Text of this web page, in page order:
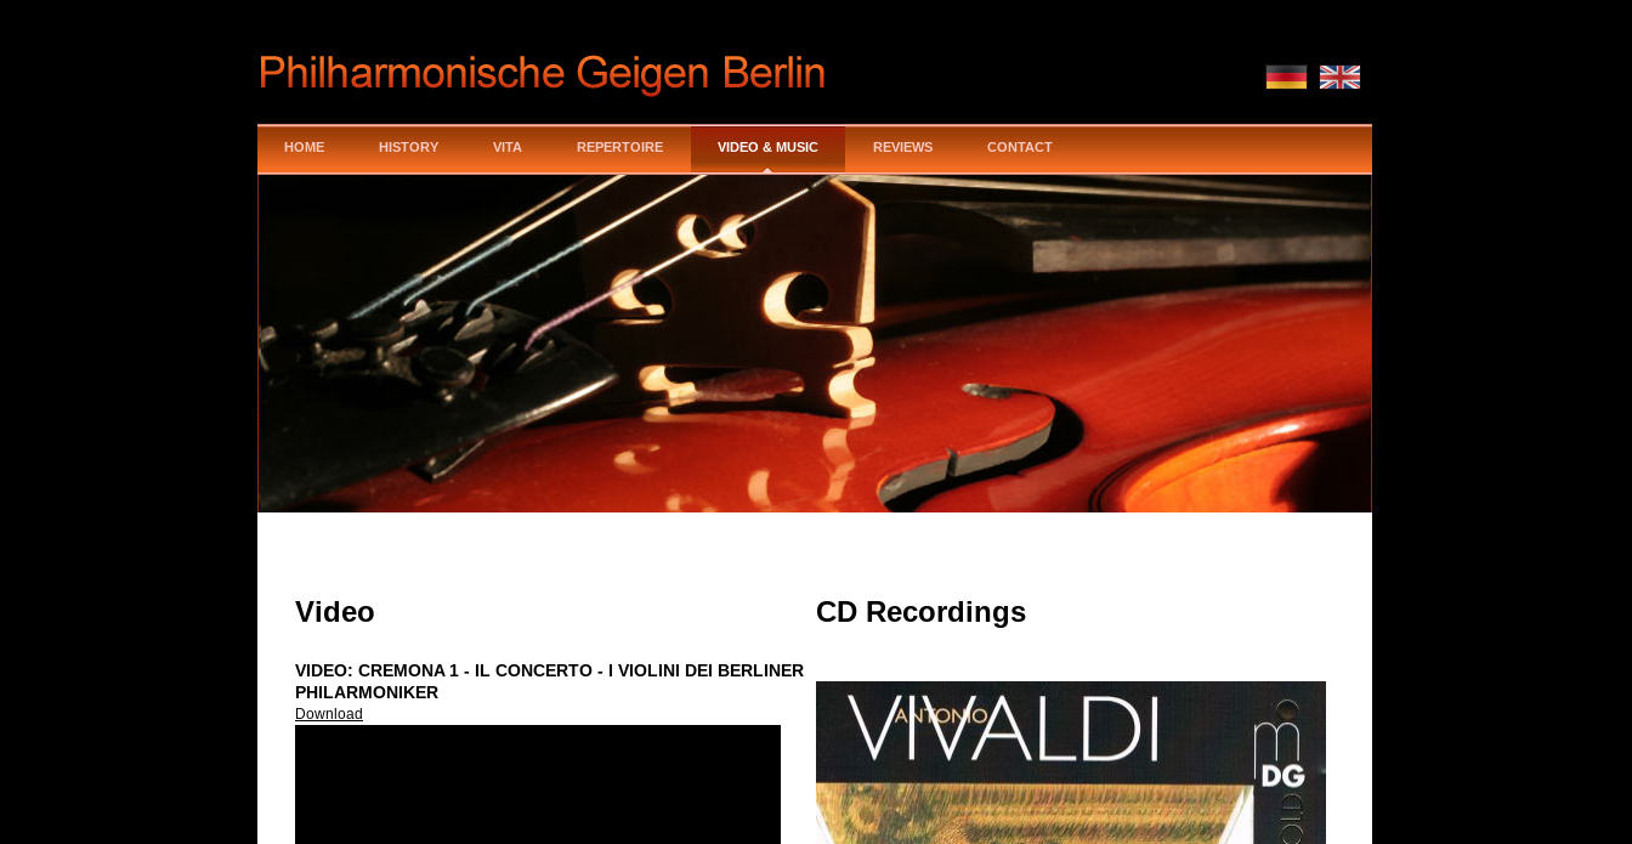
HOME HISTORY VITA REPERTOIRE VIDEO & MUSIC REVIEWS CONTACT
Video
VIDEO: CREMONA 1 - IL CONCERTO - I VIOLINI DEI BERLINER
PHILARMONIKER
Download
CD Recordings